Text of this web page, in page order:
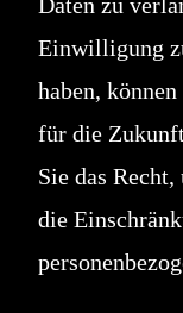
Einwilligung
haben,
für die
Sie das
die